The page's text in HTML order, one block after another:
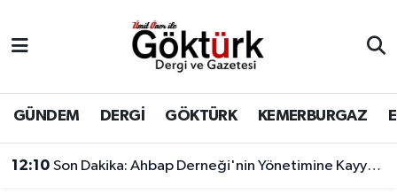
GÜNDEM DERGİ GÖKTÜRK KEMERBURGAZ
12:10 Son Dakika: Ahbap Derneği'nin Yönetimine Kayyum Atandı
BİLİM
DERGİ
Eyüpsultan Hava Durumu
Eyüpsultan Trafik Yoğunluk Haritası
Süper Lig Puan Durumu ve Fikstür